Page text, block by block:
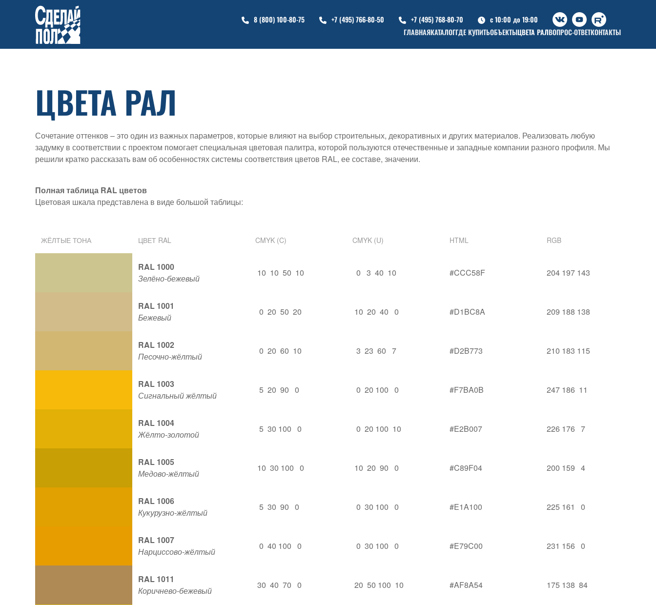
Skip to main content ГЛАВНАЯКАТАЛОГГДЕ КУПИТЬОБЪЕКТЫЦВЕТА РАЛВОПРОС-ОТВЕТКОНТАКТЫ
8 (800) 100-80-75 +7 (495) 766-80-50 +7 (495) 768-80-70 c 10:00 до 19:00
ЦВЕТА РАЛ
Сочетание оттенков – это один из важных параметров, которые влияют на выбор строительных, декоративных и других материалов. Реализовать любую
задумку в соответствии с проектом помогает специальная цветовая палитра, которой пользуются отечественные и западные компании разного профиля. Мы
решили кратко рассказать вам об особенностях системы соответствия цветов RAL, ее составе, значении.
Полная таблица RAL цветов
Цветовая шкала представлена в виде большой таблицы:
ЖЁЛТЫЕ ТОНА ЦВЕТ RAL CMYK (C) CMYK (U) HTML RGB
RAL 1000
Зелёно-бежевый
10 10 50 10 0 3 40 10 #CCC58F 204 197 143
RAL 1001
Бежевый
0 20 50 20 10 20 40 0 #D1BC8A 209 188 138
RAL 1002
Песочно-жёлтый
0 20 60 10 3 23 60 7 #D2B773 210 183 115
RAL 1003
Сигнальный жёлтый
5 20 90 0 0 20 100 0 #F7BA0B 247 186 11
RAL 1004
Жёлто-золотой
5 30 100 0 0 20 100 10 #E2B007 226 176 7
RAL 1005
Медово-жёлтый
10 30 100 0 10 20 90 0 #C89F04 200 159 4
RAL 1006
Кукурузно-жёлтый
5 30 90 0 0 30 100 0 #E1A100 225 161 0
RAL 1007
Нарциссово-жёлтый
0 40 100 0 0 30 100 0 #E79C00 231 156 0
RAL 1011
Коричнево-бежевый
30 40 70 0 20 50 100 10 #AF8A54 175 138 84